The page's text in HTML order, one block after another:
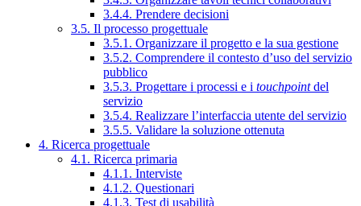
3.4.4. Prendere decisioni
3.5. Il processo progettuale
3.5.1. Organizzare il progetto e la sua gestione
3.5.2. Comprendere il contesto d’uso del servizio
pubblico
3.5.3. Progettare i processi e i touchpointdel
servizio
3.5.4. Realizzare l’interfaccia utente del servizio
3.5.5. Validare la soluzione ottenuta
4. Ricerca progettuale
4.1. Ricerca primaria
4.1.1. Interviste
4.1.2. Questionari
4.1.3. Test di usabilità